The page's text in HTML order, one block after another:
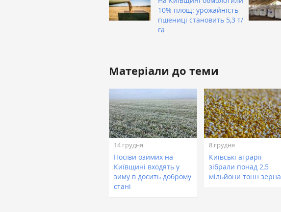
10% площ: урожайність
пшениці становить 5,3 т/
га
Матеріали до теми
14 грудня
Посіви озимих на
Київщині входять у
зиму в досить доброму
стані
8 грудня
Київські аграрії
зібрали понад 2,5
мільйони тонн зерна